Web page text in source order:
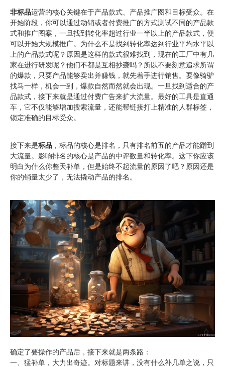
非标品运营的核心关键在于产品款式、产品推广图和目标受众。在
开始阶段，你可以通过动销或者付费推广的方式测试不同的产品款
式和推广图案，一旦找到转化率超过行业一半以上的产品款式，便
可以开始大规模推广。为什么不是找到转化率达到行业平均水平以
上的产品款式呢？原因是这样的款式很难找到，现在的工厂中有几
家在进行研发呢？他们不都是互相抄袭吗？所以不要刻意追求所谓
的爆款，只要产品能够卖出并赚钱，就先着手进行销售。要像骑驴
找马一样，机会一到，爆款自然而然就会出现。一旦找到适合的产
品款式，接下来就是通过付费广告来扩大流量。最好的工具是直通
车，它不仅能够增加搜索流量，还能帮链接打上精准的人群标签，
锁定准确的目标受众。
接下来是标品 ，标品的核心是排名，只有排名前五的产品才能蹭到
大流量。影响排名的核心是产品的中评数量和转化率。这下你应该
明白为什么你整天补单，但是始终不起流量的原因了吧？原因还是
你的销量太少了，无法撬动产品的排名。
确定了要操作的产品后，接下来就是两条路：
一、猛补单，大力出奇迹。对标题来讲，没有什么补几单之说，只